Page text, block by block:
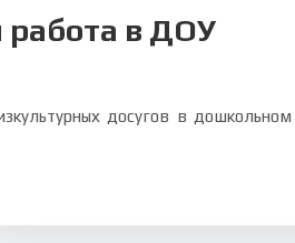
работа в ДОУ
досугов в